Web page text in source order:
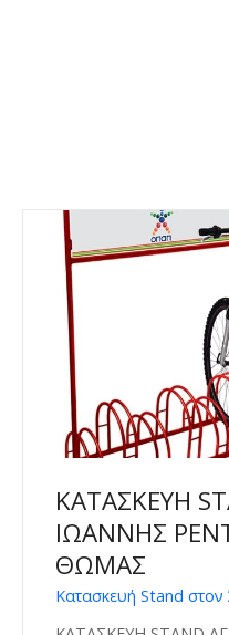
ΚΑΤΑΣΚΕΥΗ
ΙΩΑΝΝΗΣ
ΘΩΜΑΣ
Κατασκευή Stand στον